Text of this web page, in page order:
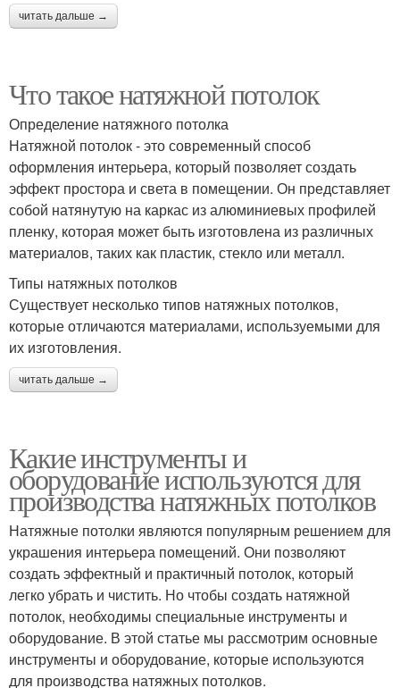
читать дальше →
Что такое натяжной потолок
Определение натяжного потолка
Натяжной потолок - это современный способ
оформления интерьера, который позволяет создать
эффект простора и света в помещении. Он представляет
собой натянутую на каркас из алюминиевых профилей
пленку, которая может быть изготовлена из различных
материалов, таких как пластик, стекло или металл.
Типы натяжных потолков
Существует несколько типов натяжных потолков,
которые отличаются материалами, используемыми для
их изготовления.
читать дальше →
Какие инструменты и
оборудование используются для
производства натяжных потолков
Натяжные потолки являются популярным решением для
украшения интерьера помещений. Они позволяют
создать эффектный и практичный потолок, который
легко убрать и чистить. Но чтобы создать натяжной
потолок, необходимы специальные инструменты и
оборудование. В этой статье мы рассмотрим основные
инструменты и оборудование, которые используются
для производства натяжных потолков.